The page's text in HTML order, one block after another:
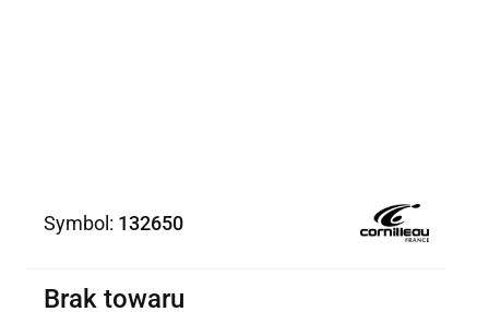
Symbol: 132650
Brak towaru